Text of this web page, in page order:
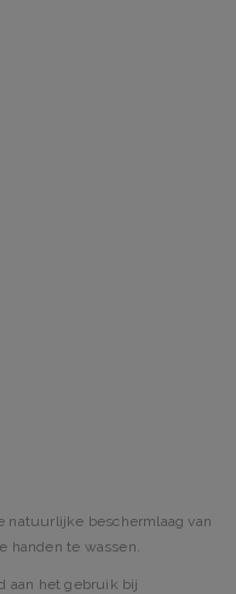
natuurlijke beschermlaag van
handen te wassen.
aan het gebruik bij